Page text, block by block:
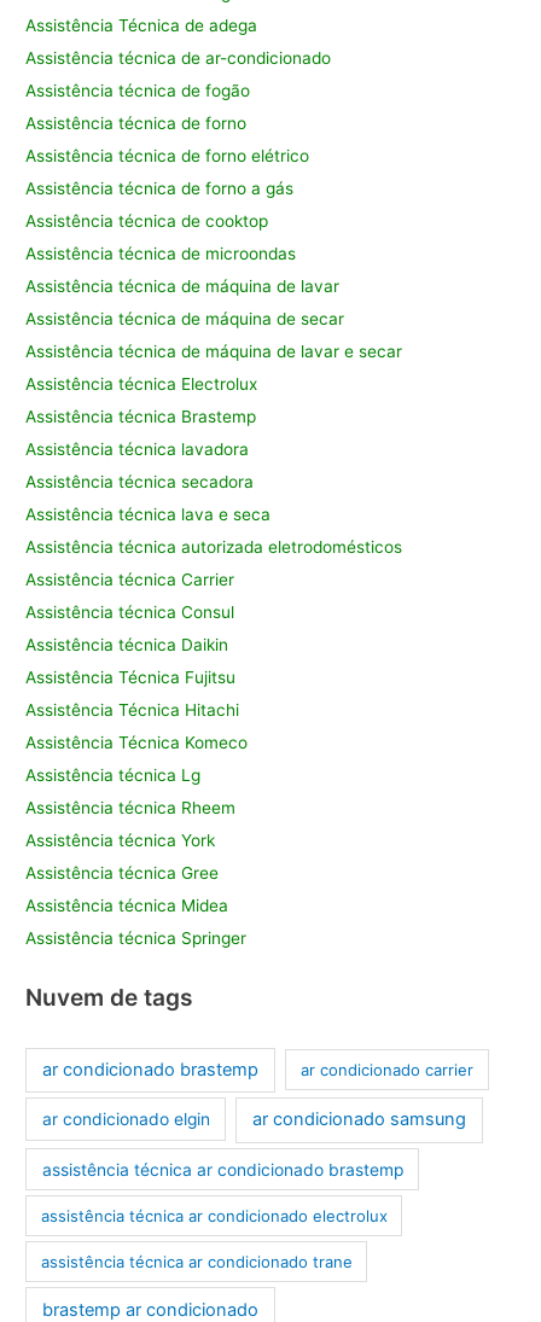
Assistência Técnica de adega
Assistência técnica de ar-condicionado
Assistência técnica de fogão
Assistência técnica de forno
Assistência técnica de forno elétrico
Assistência técnica de forno a gás
Assistência técnica de cooktop
Assistência técnica de microondas
Assistência técnica de máquina de lavar
Assistência técnica de máquina de secar
Assistência técnica de máquina de lavar e secar
Assistência técnica Electrolux
Assistência técnica Brastemp
Assistência técnica lavadora
Assistência técnica secadora
Assistência técnica lava e seca
Assistência técnica autorizada eletrodomésticos
Assistência técnica Carrier
Assistência técnica Consul
Assistência técnica Daikin
Assistência Técnica Fujitsu
Assistência Técnica Hitachi
Assistência Técnica Komeco
Assistência técnica Lg
Assistência técnica Rheem
Assistência técnica York
Assistência técnica Gree
Assistência técnica Midea
Assistência técnica Springer
Nuvem de tags
ar condicionado brastemp ar condicionado carrier
ar condicionado elgin ar condicionado samsung
assistência técnica ar condicionado brastemp
assistência técnica ar condicionado electrolux
assistência técnica ar condicionado trane
brastemp ar condicionado